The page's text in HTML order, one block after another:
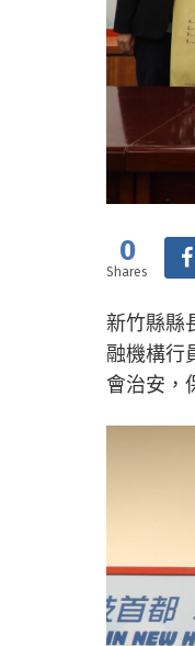
0
Shares
新竹縣縣
融機構行
會治安，